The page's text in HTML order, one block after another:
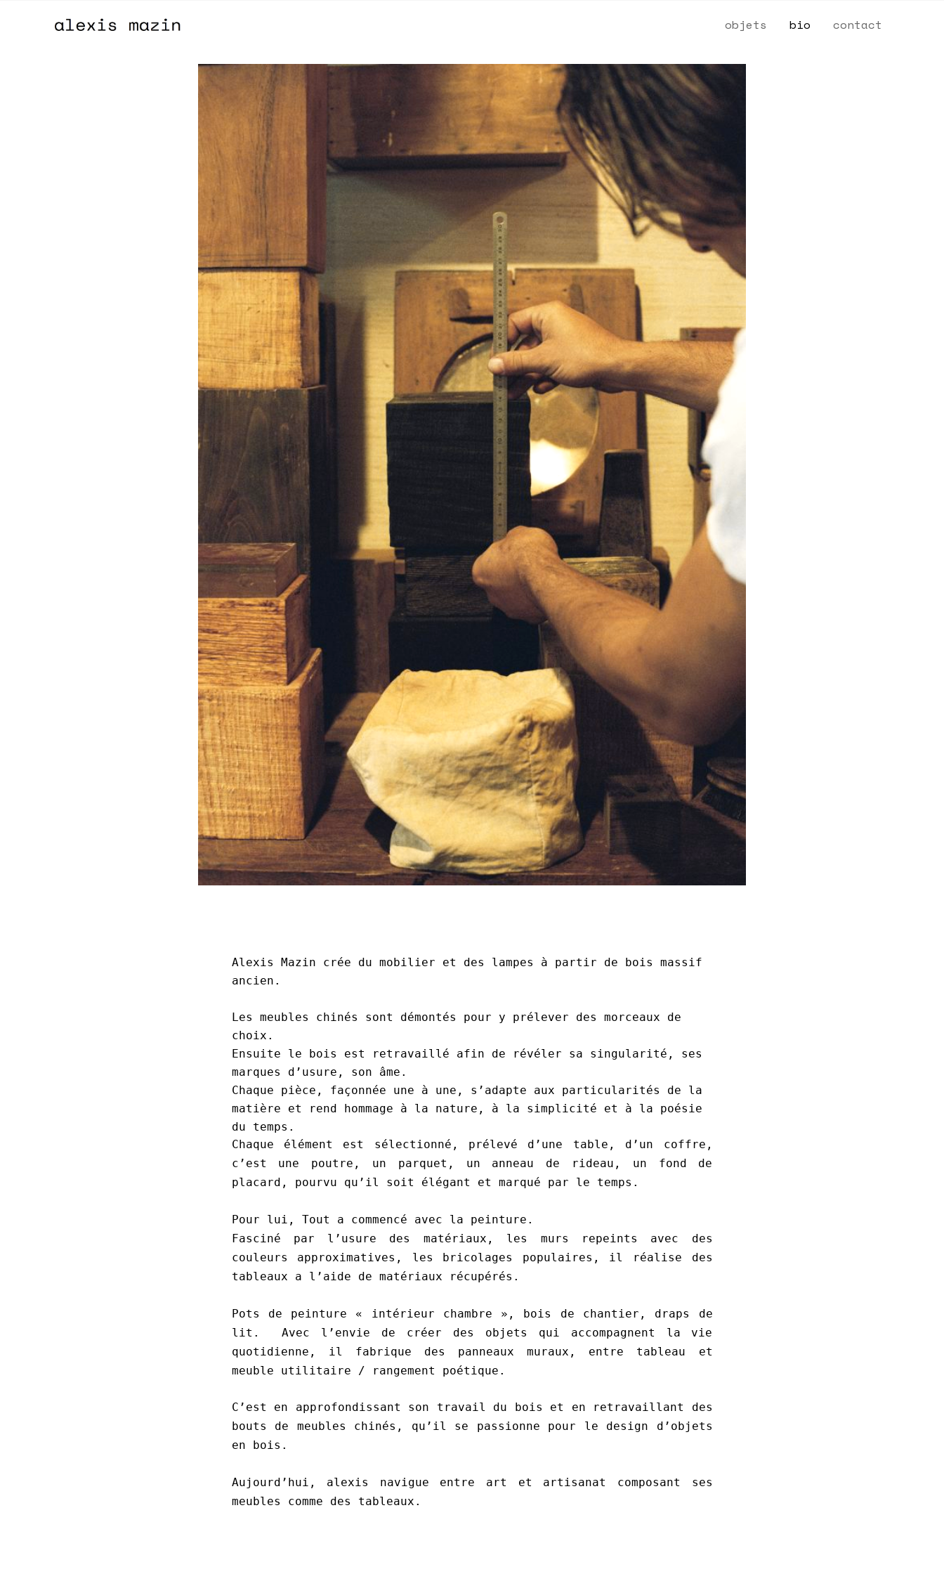
objets bio contact
Alexis Mazin crée du mobilier et des lampes à partir de bois massif
ancien.
Les meubles chinés sont démontés pour y prélever des morceaux de
choix.
Ensuite le bois est retravaillé afin de
révéler sa singularité, ses
marques d’usure, son âme.
Chaque pièce, façonnée une à une, s’adapte aux particularités de la
matière et rend hommage à la nature, à la simplicité et à la poésie
du temps.
Chaque élément est sélectionné, prélevé d’une table, d’un coffre,
c’est une poutre, un parquet, un anneau de rideau, un fond de
placard, pourvu qu’il soit élégant et marqué par le temps.
Pour lui, Tout a commencé avec la peinture.
Fasciné par l’usure des matériaux, les murs repeints avec des
couleurs approximatives, les bricolages populaires, il réalise des
tableaux a l’aide de matériaux récupérés.
Pots de peinture « intérieur chambre », bois de chantier, draps de
lit. Avec l’envie de créer des objets qui accompagnent la vie
quotidienne, il fabrique des panneaux muraux, entre tableau et
meuble utilitaire / rangement poétique.
C’est en approfondissant son travail du bois et en retravaillant des
bouts de meubles chinés, qu’il se passionne pour le design d’objets
en bois.
Aujourd’hui, alexis navigue entre art et artisanat composant ses
meubles comme des tableaux.